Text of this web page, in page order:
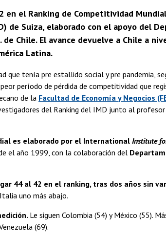
en el Ranking de Competitividad
de Suiza, elaborado con el apoyo del
de Chile. El avance devuelve a Chile a
Latina.
que tenía pre estallido social y pre pandemia,
período de pérdida de competitividad que
de la Facultad de Economía y Negocios
del Ranking del IMD junto al profesor
es elaborado por el International Institute
el año 1999, con la colaboración del
44 al 42 en el ranking, tras dos años sin
uno más abajo.
Le siguen Colombia (54) y México (55).
(69).